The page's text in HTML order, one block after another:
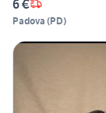
6 €
Padova (PD)